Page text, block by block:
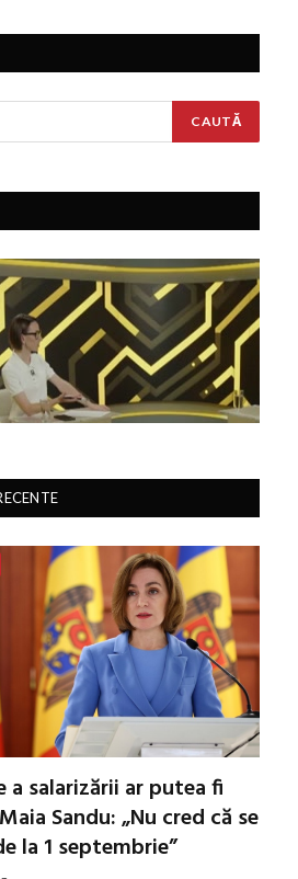
a salarizării ar putea fi
Sandu: „Nu cred că se
la 1 septembrie”